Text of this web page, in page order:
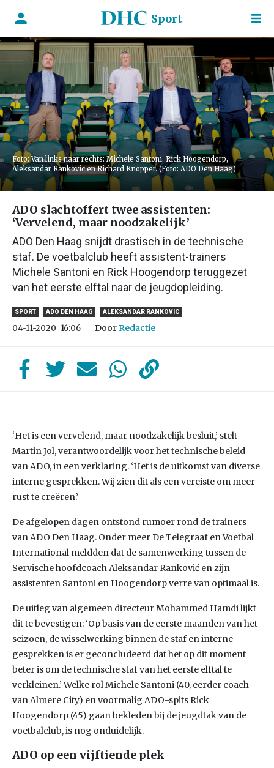
Sport
Foto: Van links naar rechts: Michele Santoni, Rick Hoogendorp,
Aleksandar Rankovic en Richard Knopper. (Foto: ADO Den Haag)
ADO slachtoffert twee assistenten:
‘Vervelend, maar noodzakelijk’
ADO Den Haag snijdt drastisch in de technische
staf. De voetbalclub heeft assistent-trainers
Michele Santoni en Rick Hoogendorp teruggezet
van het eerste elftal naar de jeugdopleiding.
SPORT ADO DEN HAAG ALEKSANDAR RANKOVIC
04-11-2020 16:06 DoorRedactie
‘Het is een vervelend, maar noodzakelijk besluit,’ stelt
Martin Jol, verantwoordelijk voor het technische beleid
van ADO, in een verklaring. ‘Het is de uitkomst van diverse
interne gesprekken. Wij zien dit als een vereiste om meer
rust te creëren.’
De afgelopen dagen ontstond rumoer rond de trainers
van ADO Den Haag. Onder meer De Telegraaf en Voetbal
International meldden dat de samenwerking tussen de
Servische hoofdcoach Aleksandar Ranković en zijn
assistenten Santoni en Hoogendorp verre van optimaal is.
De uitleg van algemeen directeur Mohammed Hamdi lijkt
dit te bevestigen: ‘Op basis van de eerste maanden van het
seizoen, de wisselwerking binnen de staf en interne
gesprekken is er geconcludeerd dat het op dit moment
beter is om de technische staf van het eerste elftal te
verkleinen.’ Welke rol Michele Santoni (40, eerder coach
van Almere City) en voormalig ADO-spits Rick
Hoogendorp (45) gaan bekleden bij de jeugdtak van de
voetbalclub, is nog onduidelijk.
ADO op een vijftiende plek